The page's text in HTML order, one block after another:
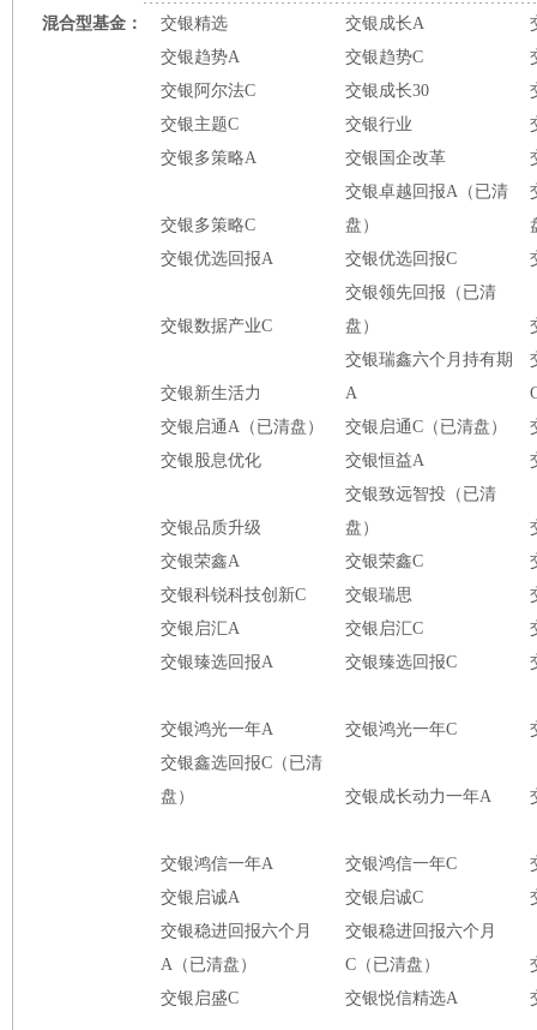
混合型基金： 交银精选 交银成长A
交银趋势A
交银趋势C
交银阿尔法C
交银成长30
交银主题C
交银行业
交银多策略A
交银国企改革
交银多策略C
交银卓越回报A（已清
盘）
交银优选回报A
交银优选回报C
交银数据产业C
交银领先回报（已清
盘）
交银新生活力
交银瑞鑫六个月持有期
A
交银启通A（已清盘）
交银启通C（已清盘）
交银股息优化
交银恒益A
交银品质升级
交银致远智投（已清
盘）
交银荣鑫A
交银荣鑫C
交银科锐科技创新C
交银瑞思
交银启汇A
交银启汇C
交银臻选回报A
交银臻选回报C
交银鸿光一年A 交银鸿光一年C
交银鑫选回报C（已清
盘）
交银成长动力一年A
交银鸿信一年A 交银鸿信一年C
交银启诚A
交银启诚C
交银稳进回报六个月
A（已清盘）
交银稳进回报六个月
C（已清盘）
交银启盛C
交银悦信精选A